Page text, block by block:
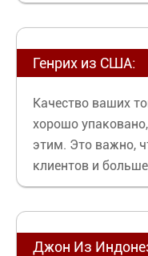
Генрих из США:
Качество ваших
хорошо
этим. Это важно,
клиентов и
Джон Из